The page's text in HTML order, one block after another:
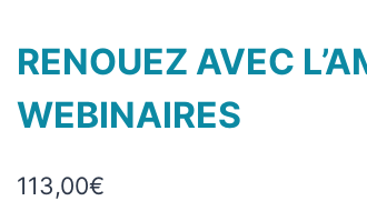
RENOUEZ AVEC
WEBINAIRES
113,00€